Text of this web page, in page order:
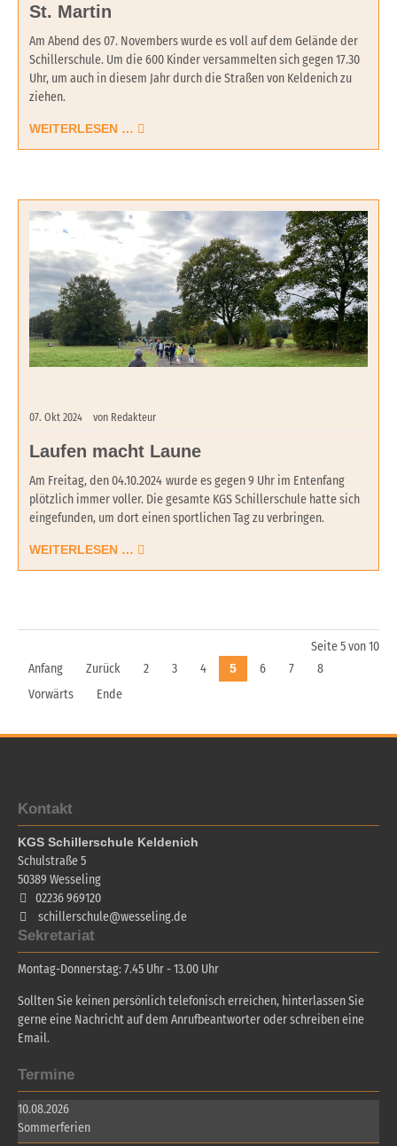
St. Martin
Am Abend des 07. Novembers wurde es voll auf dem Gelände der
Schillerschule. Um die 600 Kinder versammelten sich gegen 17.30
Uhr, um auch in diesem Jahr durch die Straßen von Keldenich zu
ziehen.
WEITERLESEN …
07. Okt 2024 von Redakteur
Laufen macht Laune
Am Freitag, den 04.10.2024 wurde es gegen 9 Uhr im Entenfang
plötzlich immer voller. Die gesamte KGS Schillerschule hatte sich
eingefunden, um dort einen sportlichen Tag zu verbringen.
WEITERLESEN …
Seite 5 von 10
Anfang
Zurück 2 3 4 5 6 7
8
Vorwärts
Ende
Kontakt
KGS Schillerschule Keldenich
Schulstraße 5
50389 Wesseling
02236 969120
schillerschule@wesseling.de
Sekretariat
Montag-Donnerstag: 7.45 Uhr - 13.00 Uhr
Sollten Sie keinen persönlich telefonisch erreichen, hinterlassen Sie
gerne eine Nachricht auf dem Anrufbeantworter oder schreiben eine
Email.
Termine
10.08.2026
Sommerferien